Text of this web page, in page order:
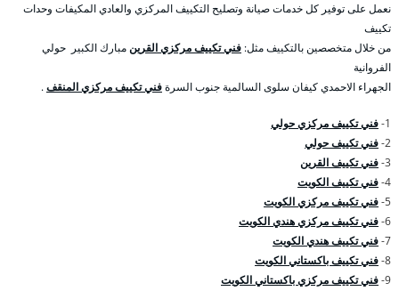
نعمل على توفير كل خدمات صيانة وتصليح التكييف المركزي والعادي المكيفات وحدات
تكييف
من خلال متخصصين بالتكييف مثل: فني تكييف مركزي القرينمبارك الكبير حولي
الفروانية
الجهراء الاحمدي كيفان سلوى السالمية جنوب السرةفني تكييف مركزي المنقف.
1- فني تكييف مركزي حولي
2- فني تكييف حولي
3- فني تكييف القرين
4- فني تكييف الكويت
5- فني تكييف مركزي الكويت
6- فني تكييف مركزي هندي الكويت
7- فني تكييف هندي الكويت
8- فني تكييف باكستاني الكويت
9- فني تكييف مركزي باكستاني الكويت